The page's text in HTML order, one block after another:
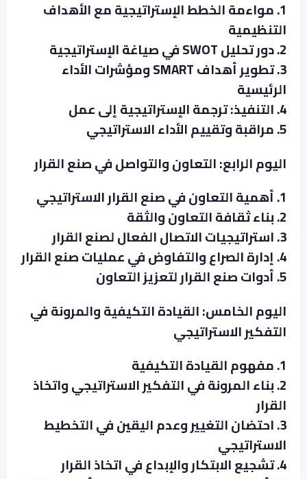
1. مواءمة الخطط الإستراتيجية مع الأهداف
التنظيمية
2. دور تحليل SWOT في صياغة الإستراتيجية
3. تطوير أهداف SMART ومؤشرات الأداء
الرئيسية
4. التنفيذ: ترجمة الإستراتيجية إلى عمل
5. مراقبة وتقييم الأداء الاستراتيجي
اليوم الرابع: التعاون والتواصل في صنع القرار
1. أهمية التعاون في صنع القرار الاستراتيجي
2. بناء ثقافة التعاون والثقة
3. استراتيجيات الاتصال الفعال لصنع القرار
4. إدارة الصراع والتفاوض في عمليات صنع القرار
5. أدوات صنع القرار لتعزيز التعاون
اليوم الخامس: القيادة التكيفية والمرونة في
التفكير الاستراتيجي
1. مفهوم القيادة التكيفية
2. بناء المرونة في التفكير الاستراتيجي واتخاذ
القرار
3. احتضان التغيير وعدم اليقين في التخطيط
الاستراتيجي
4. تشجيع الابتكار والإبداع في اتخاذ القرار